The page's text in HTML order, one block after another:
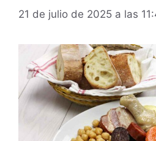
21 de julio de 2025 a las